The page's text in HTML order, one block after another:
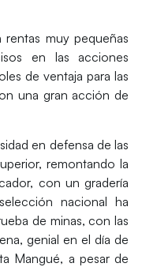
muy pequeñas
en las acciones
de ventaja para las
una gran acción de
en defensa de las
remontando la
con un gradería
nacional ha
de minas, con las
genial en el día de
Mangué, a pesar de